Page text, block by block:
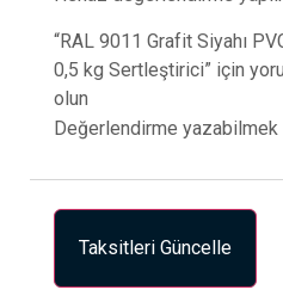
“RAL 9011 Grafit Siyahı
0,5 kg Sertleştirici” için
olun
Değerlendirme yazabilmek
Taksitleri Güncelle